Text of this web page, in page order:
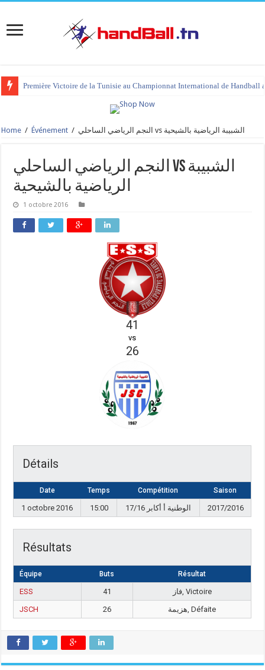
Première Victoire de la Tunisie au Championnat International de Handball
Home / Événement / النجم الرياضي الساحلي vs الشبيبة الرياضية بالشيحية
النجم الرياضي الساحلي vs الشبيبة
الرياضية بالشيحية
1 octobre 2016
41
vs
26
Détails
Date Temps Compétition Saison
1 octobre 2016 15:00 17/16 الوطنية أ أكابر 2017/2016
Résultats
Équipe Buts Résultat
ESS 41
فاز, Victoire
JSCH
26 هزيمة, Défaite